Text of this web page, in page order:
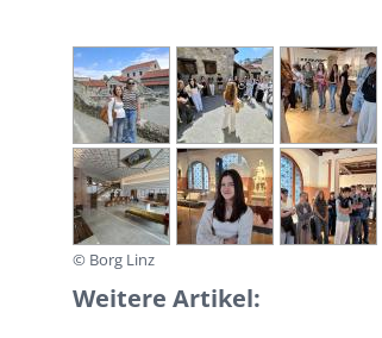
© Borg Linz
Weitere Artikel: